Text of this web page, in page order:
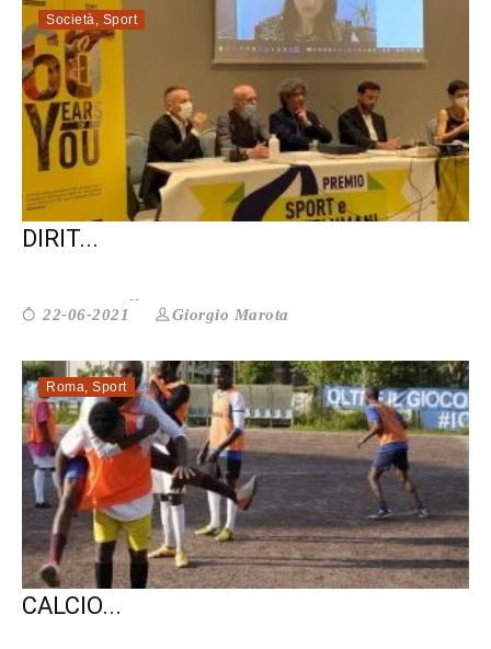
Società, Sport
GRANDE È LO SPORT CHE DIFENDE I
DIRIT...
22-06-2021 Giorgio Marota
Roma, Sport
LIBERI NANTES AGLI EUROPEI: IL
CALCIO...